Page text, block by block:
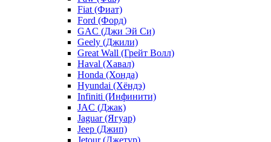
Fiat (Фиат)
Ford (Форд)
GAC (Джи Эй Си)
Geely (Джили)
Great Wall (Грейт Волл)
Haval (Хавал)
Honda (Хонда)
Hyundai (Хёндэ)
Infiniti (Инфинити)
JAC (Джак)
Jaguar (Ягуар)
Jeep (Джип)
Jetour (Джетур)